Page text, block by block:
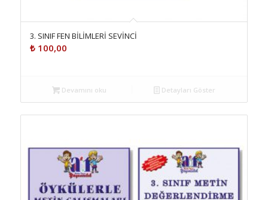
3. SINIF FEN BİLİMLERİ SEVİNCİ
₺100,00
Devamını oku Detayları Göster